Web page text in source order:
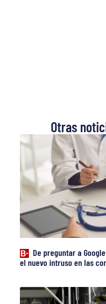
Otras
De preguntar a
el nuevo intruso en las